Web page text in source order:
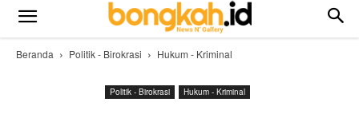
Beranda Politik - Birokrasi Hukum - Kriminal
Politik - Birokrasi Hukum - Kriminal